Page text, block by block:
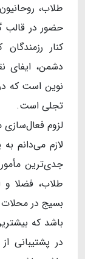
طلاب،
حضور در قالب
کنار
دشمن، ایفای
نوین است که
تجلی است.
لزوم
لازم می‌دانم
جدی‌ترین
طلاب، فضلا و
بسیج در
باشد که
در پشتیبانی